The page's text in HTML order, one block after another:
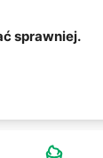
sprawniej.